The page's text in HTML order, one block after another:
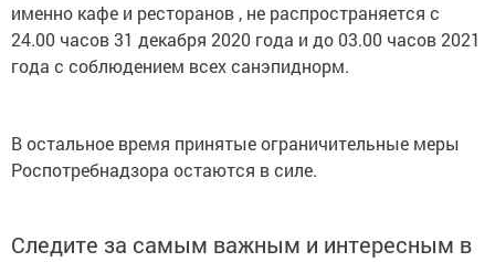
именно кафе и ресторанов , не распространяется с
24.00 часов 31 декабря 2020 года и до 03.00 часов 2021
года с соблюдением всех санэпиднорм.
В остальное время принятые ограничительные меры
Роспотребнадзора остаются в силе.
Следите за самым важным и интересным в